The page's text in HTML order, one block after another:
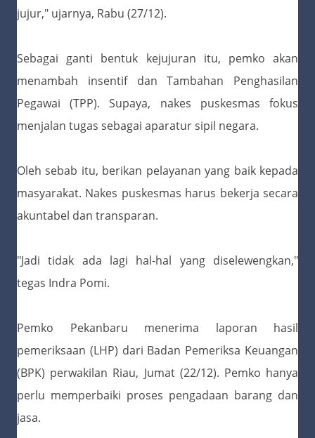
jujur," ujarnya, Rabu (27/12).
Sebagai ganti bentuk kejujuran itu, pemko akan
menambah insentif dan Tambahan Penghasilan
Pegawai (TPP). Supaya, nakes puskesmas fokus
menjalan tugas sebagai aparatur sipil negara.
Oleh sebab itu, berikan pelayanan yang baik kepada
masyarakat. Nakes puskesmas harus bekerja secara
akuntabel dan transparan.
"Jadi tidak ada lagi hal-hal yang diselewengkan,"
tegas Indra Pomi.
Pemko Pekanbaru menerima laporan hasil
pemeriksaan (LHP) dari Badan Pemeriksa Keuangan
(BPK) perwakilan Riau, Jumat (22/12). Pemko hanya
perlu memperbaiki proses pengadaan barang dan
jasa.